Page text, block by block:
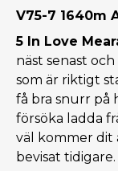
V75-7 1640m
5 In Love
näst senast
som är riktigt
få bra snurr på
försöka ladda
väl kommer dit
bevisat tidigare.